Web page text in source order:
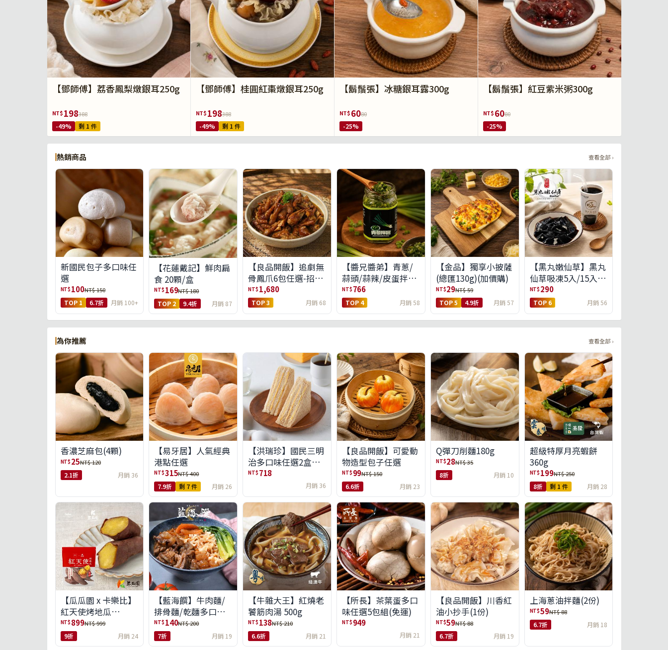
【鄧師傅】荔香鳳梨燉銀耳250g
NT$198388
-49% 剩 1 件
【鄧師傅】桂圓紅棗燉銀耳250g
NT$198388
-49% 剩 1 件
【鬍鬚張】冰糖銀耳露300g
NT$6080
-25%
【鬍鬚張】紅豆紫米粥300g
NT$6080
-25%
熱銷商品 查看全部 ›
新國民包子多口味任
選
NT$ 100NT$ 150
TOP 1 6.7折 月銷 100+
【花蓮戴記】鮮肉扁
食 20顆/盒
NT$ 169NT$ 180
TOP 2 9.4折 月銷 87
【良品開飯】追劇無
骨鳳爪6包任選-招牌
原味/濃濃蒜香/過癮
麻辣(免運組)
NT$ 1,680
TOP 3 月銷 68
【醬兄醬弟】青蔥/
蒜頭/蒜辣/皮蛋拌醬
4件任選(免運組)
NT$ 766
TOP 4 月銷 58
【金品】獨享小披薩
(總匯130g)(加價購)
NT$29NT$ 59
TOP 5 4.9折 月銷 57
【黑丸嫩仙草】黑丸
仙草吸凍5入/15入
(免運)(預購中8/14出
貨)
NT$ 290
TOP 6 月銷 56
為你推薦 查看全部 ›
香濃芝麻包(4顆)
NT$ 25NT$ 120
2.1折 月銷 36
【易牙居】人氣經典
港點任選
NT$315NT$ 400
7.9折 剩 7 件 月銷 26
【洪瑞珍】國民三明
治多口味任選2盒組
(6入/盒)(免運)
NT$ 718
月銷 36
【良品開飯】可愛動
物造型包子任選
NT$ 99NT$ 150
6.6折 月銷 23
Q彈刀削麵180g
NT$28NT$ 35
8折 月銷 10
超級特厚月亮蝦餅
360g
NT$ 199NT$ 250
8折 剩 1 件 月銷 28
【瓜瓜園 x 卡樂比】
紅天使烤地瓜
350g*10包(免運組)
NT$ 899NT$ 999
9折 月銷 24
【藍海饌】牛肉麵/
排骨麵/乾麵多口味
任選
NT$ 140NT$ 200
7折 月銷 19
【牛雜大王】紅燒老
饕筋肉湯 500g
NT$ 138NT$ 210
6.6折 月銷 21
【所長】茶葉蛋多口
味任選5包組(免運)
NT$ 949
月銷 21
【良品開飯】川香紅
油小抄手(1份)
NT$59NT$ 88
6.7折 月銷 19
上海蔥油拌麵(2份)
NT$59NT$ 88
6.7折 月銷 18